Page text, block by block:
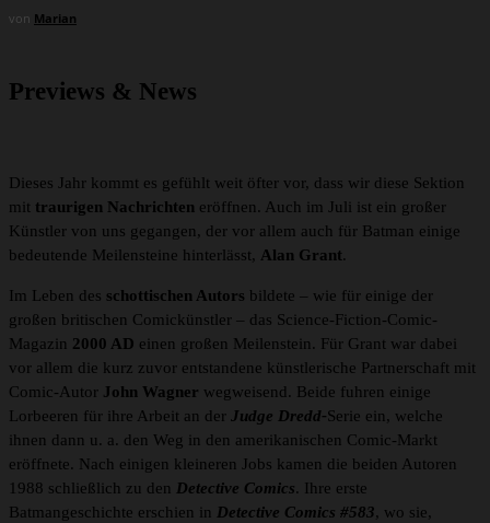
von Marian
Previews & News
Dieses Jahr kommt es gefühlt weit öfter vor, dass wir diese Sektion
mit traurigen Nachrichten eröffnen. Auch im Juli ist ein großer
Künstler von uns gegangen, der vor allem auch für Batman einige
bedeutende Meilensteine hinterlässt, Alan Grant.
Im Leben des schottischen Autors bildete – wie für einige der
großen britischen Comickünstler – das Science-Fiction-Comic-
Magazin 2000 AD einen großen Meilenstein. Für Grant war dabei
vor allem die kurz zuvor entstandene künstlerische Partnerschaft mit
Comic-Autor John Wagner wegweisend. Beide fuhren einige
Lorbeeren für ihre Arbeit an der Judge Dredd-Serie ein, welche
ihnen dann u. a. den Weg in den amerikanischen Comic-Markt
eröffnete. Nach einigen kleineren Jobs kamen die beiden Autoren
1988 schließlich zu den Detective Comics. Ihre erste
Batmangeschichte erschien in Detective Comics #583, wo sie,